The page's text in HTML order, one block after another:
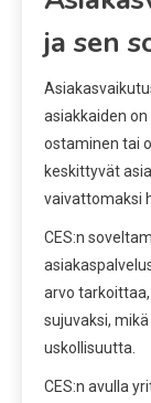
ja sen
asiakkaiden
ostaminen tai
keskittyvät
vaivattomaksi
CES:n
arvo
sujuvaksi,
uskollisuutta.
CES:n avulla